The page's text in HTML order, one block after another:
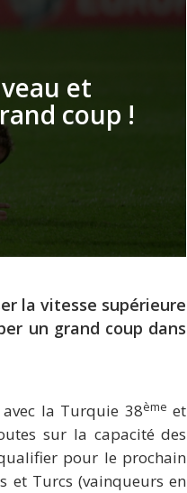
et
coup !
la vitesse supérieure
un grand coup dans
la Turquie 38ème et
sur la capacité des
pour le prochain
et Turcs (vainqueurs en